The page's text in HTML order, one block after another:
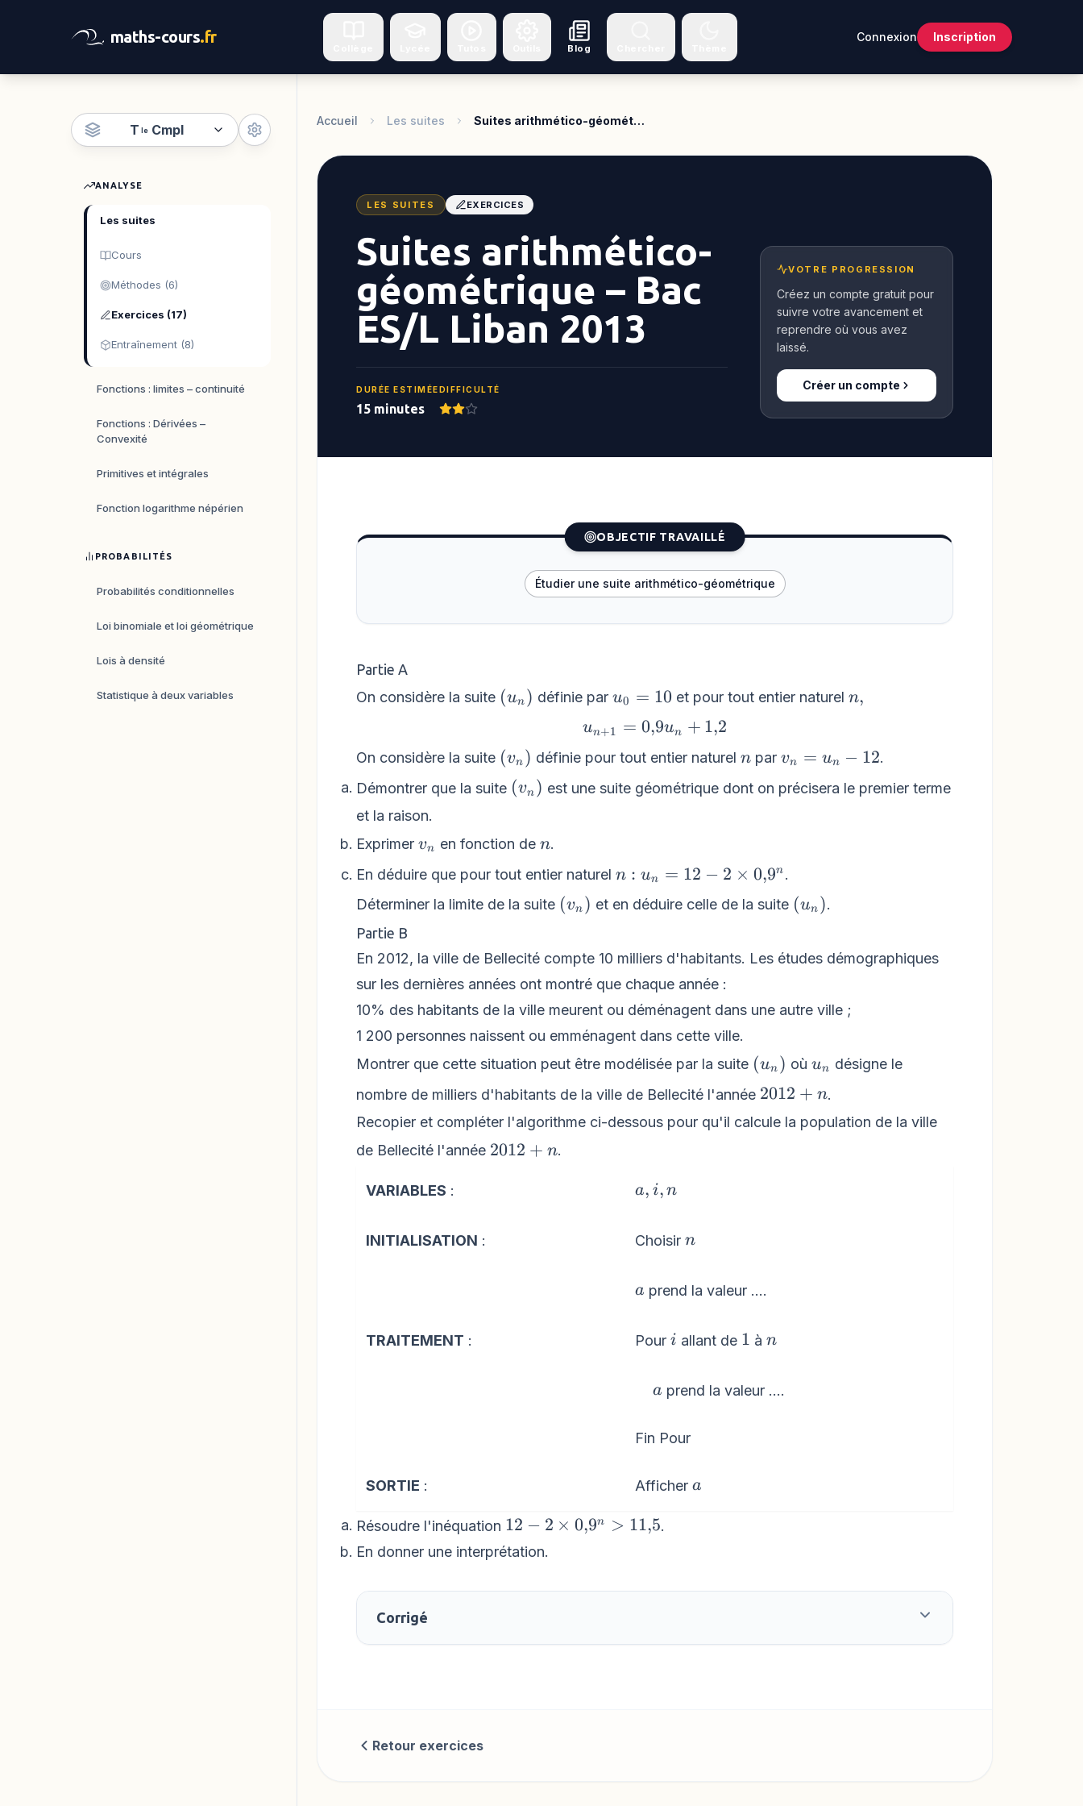
maths-cours.fr
Blog
Connexion Inscription
T leCmpl
ANALYSE
Les suites
Cours
Méthodes (6)
Exercices (17)
Entraînement (8)
Fonctions : limites – continuité
Fonctions : Dérivées –
Convexité
Primitives et intégrales
Fonction logarithme népérien
PROBABILITÉS
Probabilités conditionnelles
Loi binomiale et loi géométrique
Lois à densité
Statistique à deux variables
Accueil Les suites Suites arithmético-géomét…
LES SUITES EXERCICES
Suites arithmético-
géométrique – Bac
ES/L Liban 2013
DURÉE ESTIMÉE
15 minutes
DIFFICULTÉ
VOTRE PROGRESSION
Créez un compte gratuit pour
suivre votre avancement et
reprendre où vous avez
laissé.
Créer un compte
OBJECTIF TRAVAILLÉ
Étudier une suite arithmético-géométrique
Partie A
On considère la suite \left(u_{n}\right)
(un ) définie par u_{0}=10
u0 = 10 et pour tout entier natureln,
n,
u_{n+1}=0{,}9u_{n}+1{,}2
un+1 = 0,9un + 1,2
On considère la suite \left(v_{n}\right)
(vn ) définie pour tout entier naturel n
npar v_{n}=u_{n}
- 12
vn = un − 12.
Démontrer que la suite \left(v_{n}\right)
(vn ) est une suite géométrique dont on précisera le premier terme
et la raison.
Exprimer v_{n}
vn en fonction de n
n.
En déduire que pour tout entier naturel n :
u_{n}=12
- 2\times
n : un = 12 − 2 × 0,9n .
Déterminer la limite de la suite \left(v_{n}\right)
(vn ) et en déduire celle de la suite \left(u_{n}\right)
(un ).
Partie B
En 2012, la ville de Bellecité compte 10 milliers d'habitants. Les études démographiques
sur les dernières années ont montré que chaque année :
10% des habitants de la ville meurent ou déménagent dans une autre ville ;
1 200 personnes naissent ou emménagent dans cette ville.
Montrer que cette situation peut être modélisée par la suite \left(u_{n}\right)
(un ) où u_{n}
un désigne le
nombre de milliers d'habitants de la ville de Bellecité l'année 2012+n
2012 + n.
Recopier et compléter l'algorithme ci-dessous pour qu'il calcule la population de la ville
de Bellecité l'année 2012+n
2012 + n.
VARIABLES :
a,
n
a, i, n
INITIALISATION : Choisir n
n
a
a prend la valeur ....
TRAITEMENT : Pour i
i allant de 1
1 à n
n
\quad
a prend la valeur ....
Fin Pour
SORTIE : Afficher a
a
Résoudre l'inéquation 12 -
2\times
> 11{,}5
12 − 2 × 0,9n > 11,5.
En donner une interprétation.
Corrigé
Retour exercices